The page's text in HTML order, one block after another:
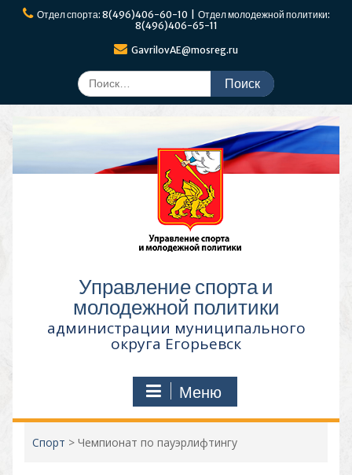
ПерейтиОтдел спорта: 8(496)406-60-10 | Отдел молодежной политики:
8(496)406-65-11
GavrilovAE@mosreg.ru
Поиск
по:
Управление спорта и
молодежной политики
администрации муниципального
округа Егорьевск
Меню
Спорт > Чемпионат по пауэрлифтингу